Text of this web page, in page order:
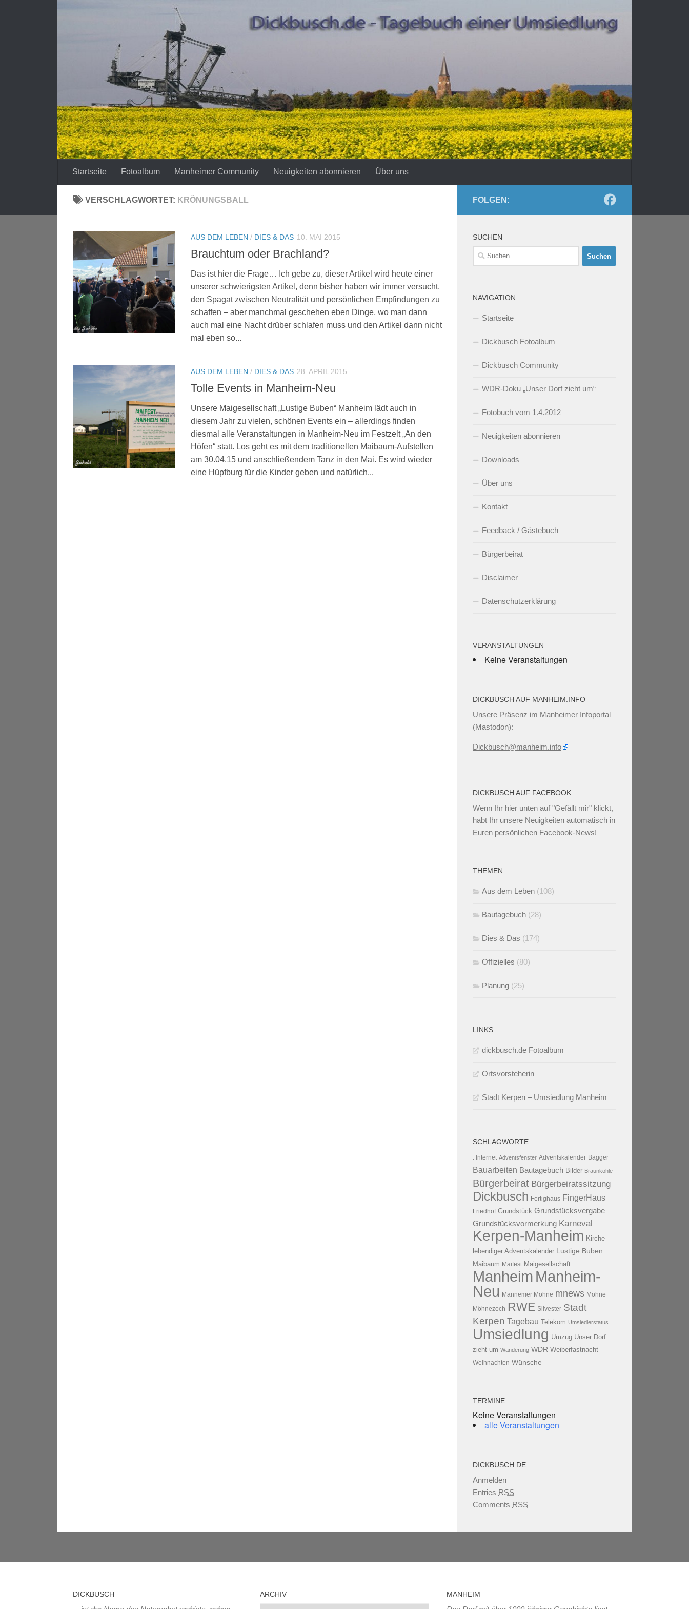
Startseite Fotoalbum Manheimer Community Neuigkeiten abonnieren Über uns
VERSCHLAGWORTET: KRÖNUNGSBALL
AUS DEM LEBEN / DIES & DAS 10. MAI 2015
Brauchtum oder Brachland?
Das ist hier die Frage… Ich gebe zu, dieser Artikel wird heute einer
unserer schwierigsten Artikel, denn bisher haben wir immer versucht,
den Spagat zwischen Neutralität und persönlichen Empfindungen zu
schaffen – aber manchmal geschehen eben Dinge, wo man dann
auch mal eine Nacht drüber schlafen muss und den Artikel dann nicht
mal eben so...
AUS DEM LEBEN / DIES & DAS 28. APRIL 2015
Tolle Events in Manheim-Neu
Unsere Maigesellschaft „Lustige Buben“ Manheim lädt auch in
diesem Jahr zu vielen, schönen Events ein – allerdings finden
diesmal alle Veranstaltungen in Manheim-Neu im Festzelt „An den
Höfen“ statt. Los geht es mit dem traditionellen Maibaum-Aufstellen
am 30.04.15 und anschließendem Tanz in den Mai. Es wird wieder
eine Hüpfburg für die Kinder geben und natürlich...
FOLGEN:
SUCHEN
Suchen
nach:
NAVIGATION
Startseite
Dickbusch Fotoalbum
Dickbusch Community
WDR-Doku „Unser Dorf zieht um“
Fotobuch vom 1.4.2012
Neuigkeiten abonnieren
Downloads
Über uns
Kontakt
Feedback / Gästebuch
Bürgerbeirat
Disclaimer
Datenschutzerklärung
VERANSTALTUNGEN
Keine Veranstaltungen
DICKBUSCH AUF MANHEIM.INFO
Unsere Präsenz im Manheimer Infoportal
(Mastodon):
Dickbusch@manheim.info
DICKBUSCH AUF FACEBOOK
Wenn Ihr hier unten auf "Gefällt mir" klickt,
habt Ihr unsere Neuigkeiten automatisch in
Euren persönlichen Facebook-News!
THEMEN
Aus dem Leben (108)
Bautagebuch (28)
Dies & Das (174)
Offizielles (80)
Planung (25)
LINKS
dickbusch.de Fotoalbum
Ortsvorsteherin
Stadt Kerpen – Umsiedlung Manheim
SCHLAGWORTE
. Internet Adventsfenster Adventskalender Bagger
Bauarbeiten Bautagebuch Bilder Braunkohle
Bürgerbeirat Bürgerbeiratssitzung
Dickbusch Fertighaus FingerHaus
Friedhof Grundstück Grundstücksvergabe
Grundstücksvormerkung Karneval
Kerpen-Manheim Kirche
lebendiger Adventskalender Lustige Buben
Maibaum Maifest Maigesellschaft
Manheim Manheim-
Neu Mannemer Möhne mnews Möhne
Möhnezoch RWE Silvester Stadt
Kerpen Tagebau Telekom Umsiedlerstatus
Umsiedlung Umzug Unser Dorf
zieht um Wanderung WDR Weiberfastnacht
Weihnachten Wünsche
TERMINE
Keine Veranstaltungen
alle Veranstaltungen
DICKBUSCH.DE
Anmelden
Entries RSS
Comments RSS
DICKBUSCH ARCHIV MANHEIM